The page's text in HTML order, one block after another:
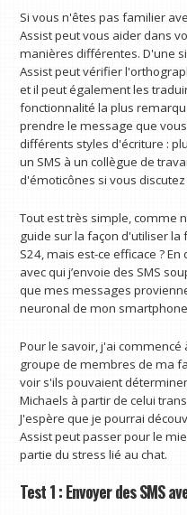
Si vous n'êtes pas familier
Assist peut vous aider dans
manières différentes. D'une
Assist peut vérifier
et il peut également les
fonctionnalité la plus
prendre le message que
différents styles d'écriture :
un SMS à un collègue de
d'émoticônes si vous
Tout est très simple, comme
guide sur la façon d'utiliser la
S24, mais est-ce efficace ?
avec qui j’envoie des SMS
que mes messages
neuronal de mon
Pour le savoir, j'ai
groupe de membres de ma
voir s'ils pouvaient
Michaels à partir de celui
J'espère que je pourrai
Assist peut passer pour le
partie du stress lié au chat.
Test 1 : Envoyer des SMS